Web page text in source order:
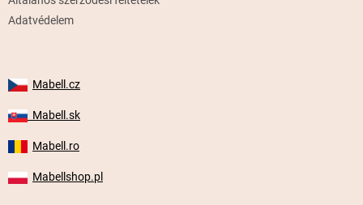
Adatvédelem
Mabell.cz
Mabell.sk
Mabell.ro
Mabellshop.pl